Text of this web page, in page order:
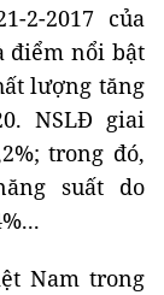
2-2017 của
điểm nổi bật
lượng tăng
NSLĐ giai
trong đó,
suất do
Nam trong